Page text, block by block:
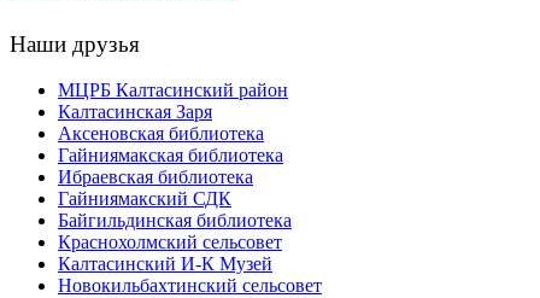
Наши друзья
МЦРБ Калтасинский район
Калтасинская Заря
Аксеновская библиотека
Гайниямакская библиотека
Ибраевская библиотека
Гайниямакский СДК
Байгильдинская библиотека
Краснохолмский сельсовет
Калтасинский И-К Музей
Новокильбахтинский сельсовет